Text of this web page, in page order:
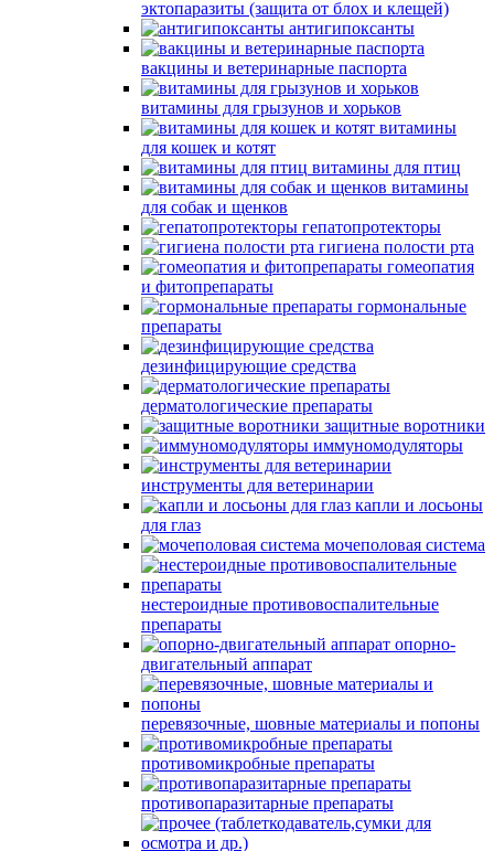
эктопаразиты (защита от блох и клещей)
антигипоксанты
вакцины и ветеринарные паспорта
витамины для грызунов и хорьков
витамины
для кошек и котят
витамины для птиц
витамины
для собак и щенков
гепатопротекторы
гигиена полости рта
гомеопатия
и фитопрепараты
гормональные
препараты
дезинфицирующие средства
дерматологические препараты
защитные воротники
иммуномодуляторы
инструменты для ветеринарии
капли и лосьоны
для глаз
мочеполовая система
нестероидные противовоспалительные
препараты
опорно-
двигательный аппарат
перевязочные, шовные материалы и попоны
противомикробные препараты
противопаразитарные препараты